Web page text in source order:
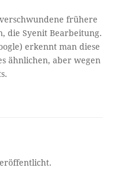
frühere
die Syenit Bearbeitung.
erkennt man diese
ähnlichen, aber wegen